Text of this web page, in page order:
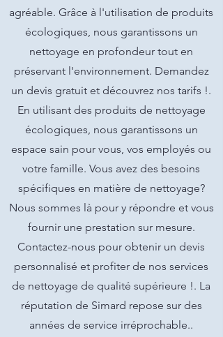
agréable. Grâce à l'utilisation de produits
écologiques, nous garantissons un
nettoyage en profondeur tout en
préservant l'environnement. Demandez
un devis gratuit et découvrez nos tarifs !.
En utilisant des produits de nettoyage
écologiques, nous garantissons un
espace sain pour vous, vos employés ou
votre famille. Vous avez des besoins
spécifiques en matière de nettoyage?
Nous sommes là pour y répondre et vous
fournir une prestation sur mesure.
Contactez-nous pour obtenir un devis
personnalisé et profiter de nos services
de nettoyage de qualité supérieure !. La
réputation de Simard repose sur des
années de service irréprochable..